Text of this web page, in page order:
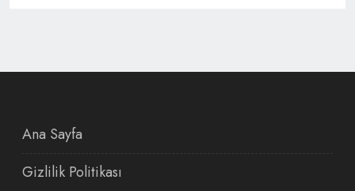
Ana Sayfa
Gizlilik Politikası